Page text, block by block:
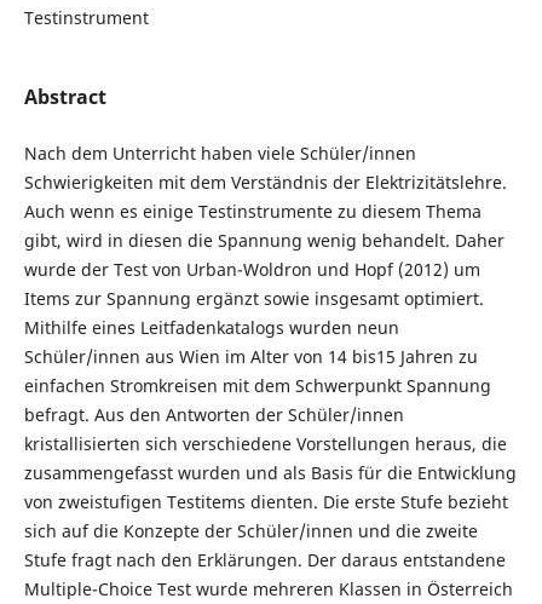
Testinstrument
Abstract
Nach dem Unterricht haben viele Schüler/innen
Schwierigkeiten mit dem Verständnis der Elektrizitätslehre.
Auch wenn es einige Testinstrumente zu diesem Thema
gibt, wird in diesen die Spannung wenig behandelt. Daher
wurde der Test von Urban-Woldron und Hopf (2012) um
Items zur Spannung ergänzt sowie insgesamt optimiert.
Mithilfe eines Leitfadenkatalogs wurden neun
Schüler/innen aus Wien im Alter von 14 bis15 Jahren zu
einfachen Stromkreisen mit dem Schwerpunkt Spannung
befragt. Aus den Antworten der Schüler/innen
kristallisierten sich verschiedene Vorstellungen heraus, die
zusammengefasst wurden und als Basis für die Entwicklung
von zweistufigen Testitems dienten. Die erste Stufe bezieht
sich auf die Konzepte der Schüler/innen und die zweite
Stufe fragt nach den Erklärungen. Der daraus entstandene
Multiple-Choice Test wurde mehreren Klassen in Österreich